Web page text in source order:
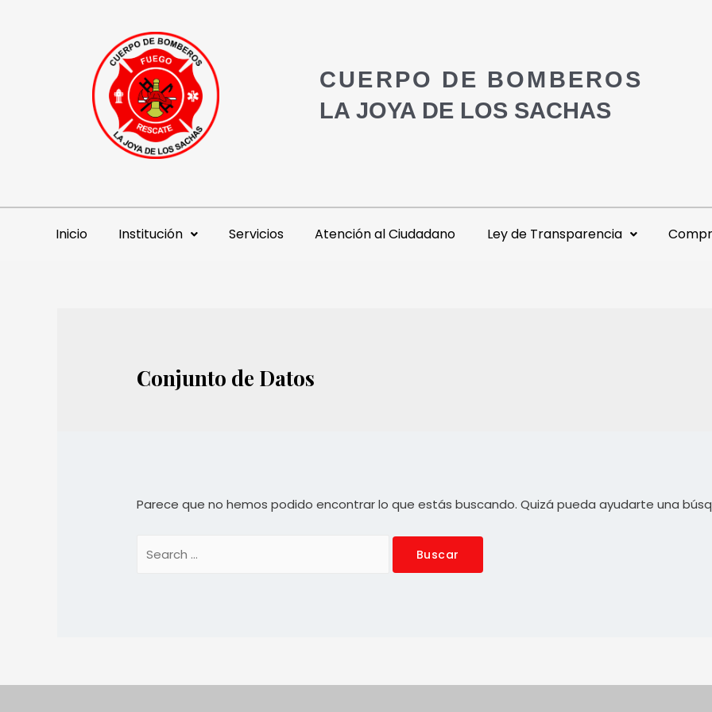
CUERPO DE BOMBEROS
LA JOYA DE LOS SACHAS
Inicio Institución Servicios Atención al Ciudadano Ley de Transparencia
Conjunto de Datos
Parece que no hemos podido encontrar lo que estás buscando. Quizá pueda ayudarte una